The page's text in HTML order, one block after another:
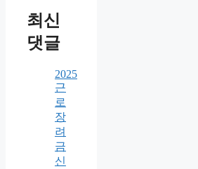
최신
댓글
2025
근
로
장
려
금
신